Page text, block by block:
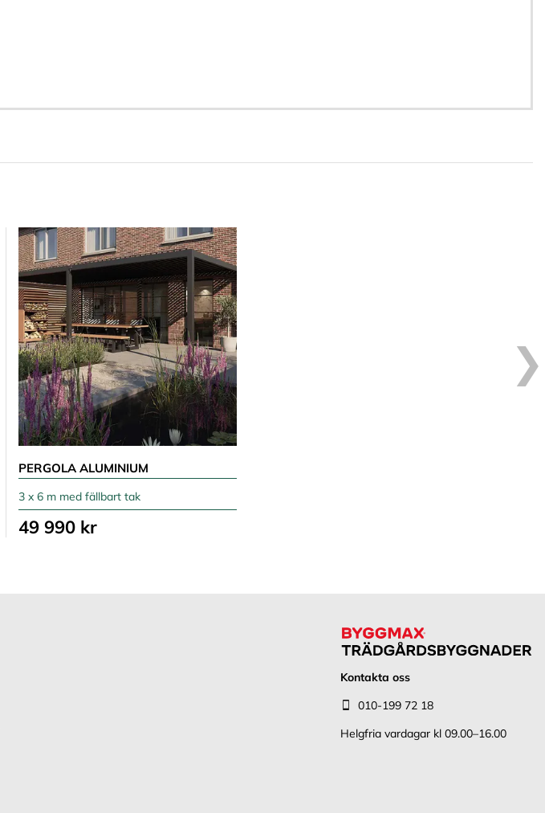
PERGOLA ALUMINIUM
3 x 6 m med fällbart tak
49 990 kr
Kontakta oss
010-199 72 18
Helgfria vardagar kl 09.00–16.00